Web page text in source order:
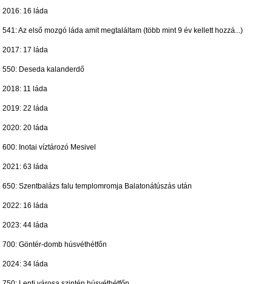
2016: 16 láda
541: Az első mozgó láda amit megtaláltam (több mint 9 év kellett hozzá...)
2017: 17 láda
550: Deseda kalanderdő
2018: 11 láda
2019: 22 láda
2020: 20 láda
600: Inotai víztározó Mesivel
2021: 63 láda
650: Szentbalázs falu templomromja Balatonátúszás után
2022: 16 láda
2023: 44 láda
700: Göntér-domb húsvéthétfőn
2024: 34 láda